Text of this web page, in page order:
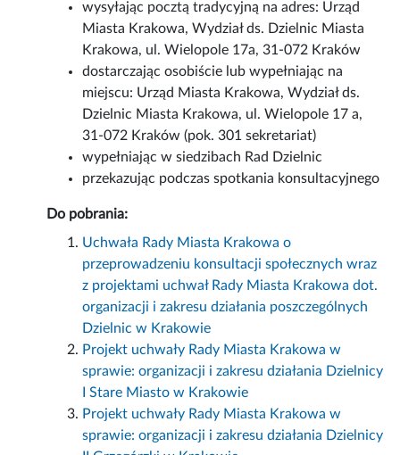
wysyłając pocztą tradycyjną na adres: Urząd
Miasta Krakowa, Wydział ds. Dzielnic Miasta
Krakowa, ul. Wielopole 17a, 31-072 Kraków
dostarczając osobiście lub wypełniając na
miejscu: Urząd Miasta Krakowa, Wydział ds.
Dzielnic Miasta Krakowa, ul. Wielopole 17 a,
31-072 Kraków (pok. 301 sekretariat)
wypełniając w siedzibach Rad Dzielnic
przekazując podczas spotkania konsultacyjnego
Do pobrania:
Uchwała Rady Miasta Krakowa o
przeprowadzeniu konsultacji społecznych wraz
z projektami uchwał Rady Miasta Krakowa dot.
organizacji i zakresu działania poszczególnych
Dzielnic w Krakowie
Projekt uchwały Rady Miasta Krakowa w
sprawie: organizacji i zakresu działania Dzielnicy
I Stare Miasto w Krakowie
Projekt uchwały Rady Miasta Krakowa w
sprawie: organizacji i zakresu działania Dzielnicy